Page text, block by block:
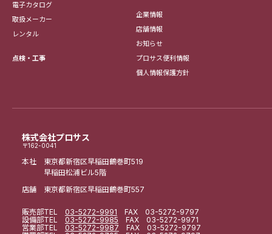
株式会社プロサス
〒162-0041
本社 東京都新宿区早稲田鶴巻町519
早稲田松浦ビル5階
店舗 東京都新宿区早稲田鶴巻町557
販売部TEL 03-5272-9991 FAX 03-5272-9797
設備部TEL 03-5272-9985 FAX 03-5272-9971
営業部TEL 03-5272-9987 FAX 03-5272-9797
電子カタログ
取扱メーカー
レンタル
点検・工事
企業情報
店舗情報
お知らせ
プロサス便利情報
個人情報保護方針